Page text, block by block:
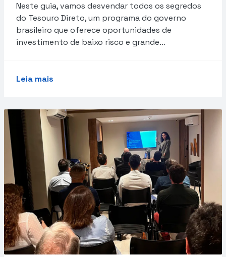
Neste guia, vamos desvendar todos os segredos
do Tesouro Direto, um programa do governo
brasileiro que oferece oportunidades de
investimento de baixo risco e grande…
Leia mais